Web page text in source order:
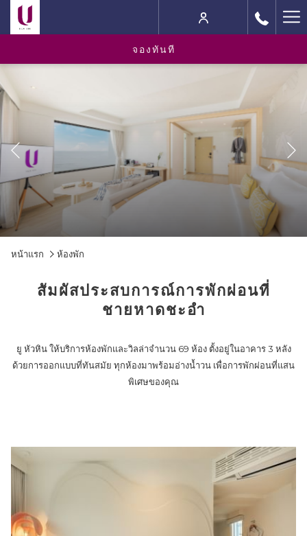
จองทันที
buttons
following
links
update
the
content
Previous
หน้าแรก ห้องพัก
สัมผัสประสบการณ์การพักผ่อนที่
ชายหาดชะอำ
ยู หัวหิน ให้บริการห้องพักและวิลล่าจำนวน 69 ห้อง ตั้งอยู่ในอาคาร 3 หลัง
ด้วยการออกแบบที่ทันสมัย ทุกห้องมาพร้อมอ่างน้ำวน เพื่อการพักผ่อนที่แสน
พิเศษของคุณ